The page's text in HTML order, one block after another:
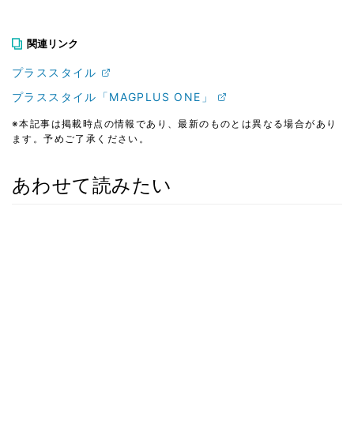
関連リンク
プラススタイル
プラススタイル「MAGPLUS ONE」
※本記事は掲載時点の情報であり、最新のものとは異なる場合があり
ます。予めご了承ください。
あわせて読みたい